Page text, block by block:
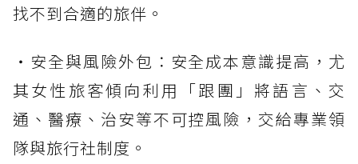
找不到合適的旅伴。
・安全與風險外包：安全成本意識提高，尤
其女性旅客傾向利用「跟團」將語言、交
通、醫療、治安等不可控風險，交給專業領
隊與旅行社制度。